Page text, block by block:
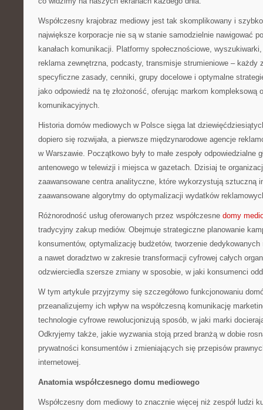
Współczesny krajobraz mediowy jest tak skomplikowany i
największe korporacje nie są w stanie samodzielnie nawigować
kanałach komunikacji. Platformy społecznościowe,
reklama zewnętrzna, podcasty, transmisje strumieniowe – każdy
specyficzne zasady, cenniki, grupy docelowe i optymalne
jako odpowiedź na tę złożoność, oferując markom kompleksową
komunikacyjnych.
Historia domów mediowych w Polsce sięga lat
dopiero się rozwijała, a pierwsze międzynarodowe agencje
w Warszawie. Początkowo były to małe zespoły odpowiedzialne
antenowego w telewizji i miejsca w gazetach. Dzisiaj te
zaawansowane centra analityczne, które wykorzystują sztuczną
zaawansowane algorytmy do optymalizacji wydatków
Różnorodność usług oferowanych przez współczesne domy
tradycyjny zakup mediów. Obejmuje strategiczne planowanie
konsumentów, optymalizację budżetów, tworzenie
a nawet doradztwo w zakresie transformacji cyfrowej całych
odzwierciedla szersze zmiany w sposobie, w jaki konsumenci
W tym artykule przyjrzymy się szczegółowo funkcjonowaniu
przeanalizujemy ich wpływ na współczesną komunikację
technologie cyfrowe rewolucjonizują sposób, w jaki marki
Odkryjemy także, jakie wyzwania stoją przed branżą w dobie
prywatności konsumentów i zmieniających się przepisów
internetowej.
Anatomia współczesnego domu mediowego
Współczesny dom mediowy to znacznie więcej niż zespół ludzi